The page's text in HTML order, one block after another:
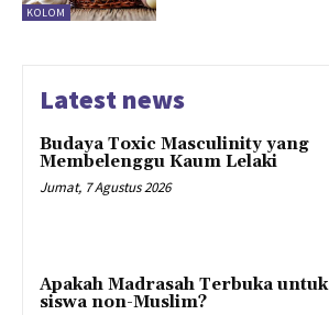
KOLOM
Latest news
Budaya Toxic Masculinity yang
Membelenggu Kaum Lelaki
Jumat, 7 Agustus 2026
Apakah Madrasah Terbuka untuk
siswa non-Muslim?